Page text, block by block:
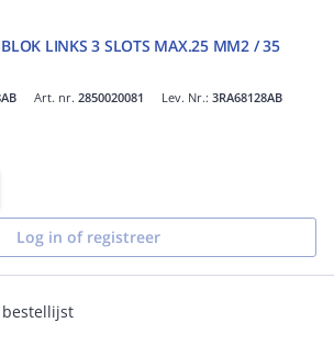
LINKS 3 SLOTS MAX.25 MM2 / 35
Art. nr. 2850020081 Lev. Nr.: 3RA68128AB
Log in of registreer
bestellijst